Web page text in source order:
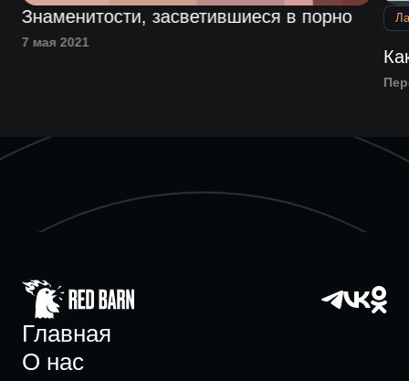
Знаменитости, засветившиеся в порно
7 мая 2021
Главная
О нас